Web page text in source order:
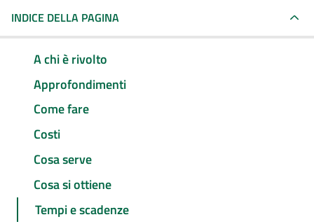
INDICE DELLA PAGINA
A chi è rivolto
Approfondimenti
Come fare
Costi
Cosa serve
Cosa si ottiene
Tempi e scadenze